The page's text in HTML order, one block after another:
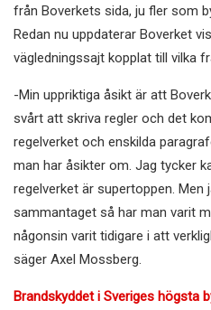
från Boverkets sida, ju fler som
Redan nu uppdaterar Boverket
vägledningssajt kopplat till vilka
-Min uppriktiga åsikt är att
svårt att skriva regler och det
regelverket och enskilda
man har åsikter om. Jag tycker
regelverket är supertoppen.
sammantaget så har man varit
någonsin varit tidigare i att
säger Axel Mossberg.
Brandskyddet i Sveriges högsta